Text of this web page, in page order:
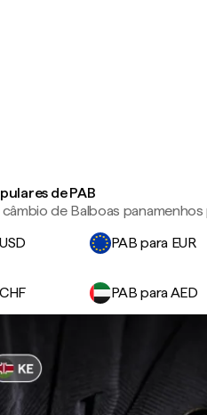
de PAB
câmbio de Balboas
PAB para EUR
PAB para AED